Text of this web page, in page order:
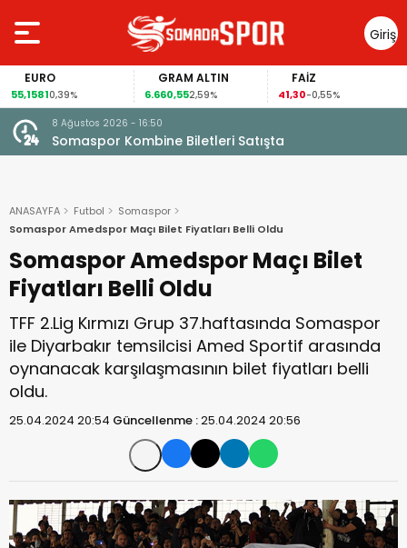
Giriş
Yap
0,39%
GRAM ALTIN
6.660,552,59%
FAİZ
41,30-0,55%
8 Ağustos 2026 - 16:50
Somaspor Kombine Biletleri Satışta
ANASAYFA Futbol
Somaspor
Somaspor Amedspor Maçı Bilet Fiyatları Belli Oldu
Somaspor Amedspor Maçı Bilet
Fiyatları Belli Oldu
TFF 2.Lig Kırmızı Grup 37.haftasında Somaspor
ile Diyarbakır temsilcisi Amed Sportif arasında
oynanacak karşılaşmasının bilet fiyatları belli
oldu.
25.04.2024 20:54 Güncellenme :25.04.2024 20:56